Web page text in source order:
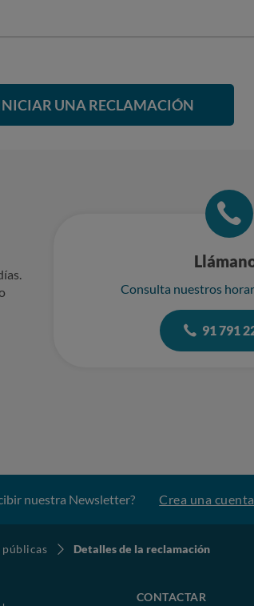
UNA RECLAMACIÓN
Consulta nuestros
91 791
nuestra Newsletter? Crea una cuenta
públicas Detalles de la reclamación
CONTACTAR